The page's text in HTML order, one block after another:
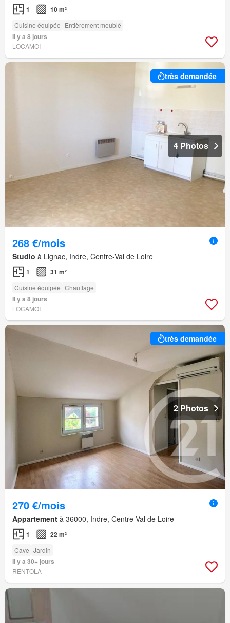
1 10 m²
Cuisine équipée Entièrement meublé
Il y a 8 jours
LOCAMOI
très demandée
4 Photos
268 €/mois
Studio à Lignac, Indre, Centre-Val de Loire
1 31 m²
Cuisine équipée Chauffage
Il y a 8 jours
LOCAMOI
très demandée
2 Photos
270 €/mois
Appartement à 36000, Indre, Centre-Val de Loire
1 22 m²
Cave Jardin
Il y a 30+ jours
RENTOLA